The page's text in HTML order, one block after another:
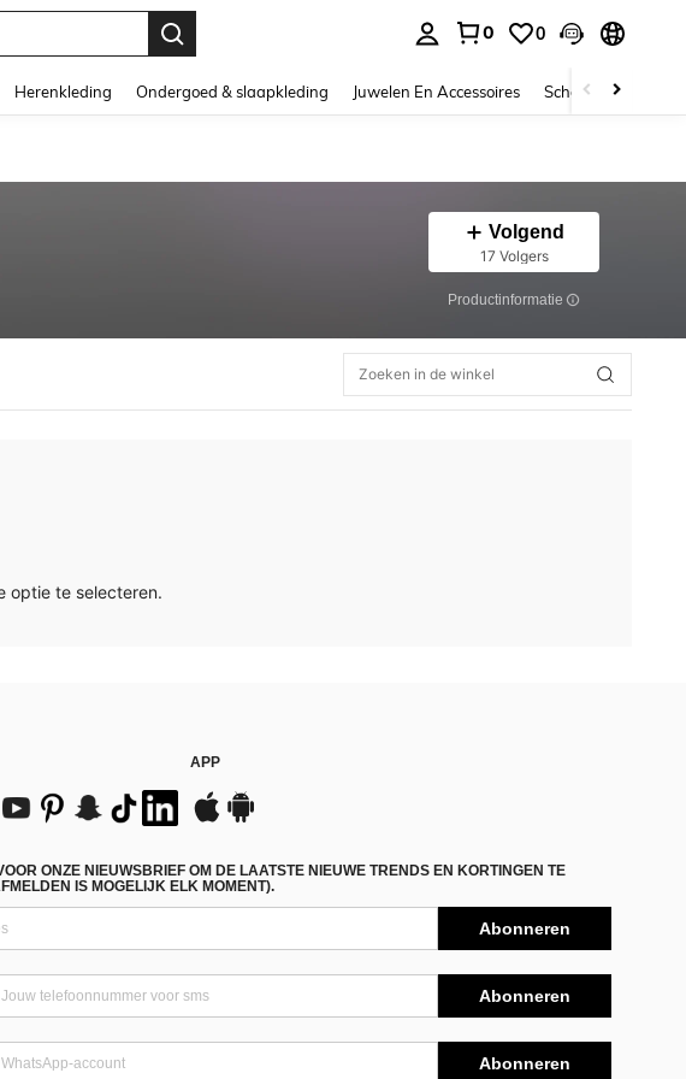
0 0
Herenkleding Ondergoed & slaapkleding Juwelen En Accessoires Schoonheid &
Volgend
17 Volgers
Productinformatie
optie te selecteren.
APP
ONZE NIEUWSBRIEF OM DE LAATSTE NIEUWE TRENDS EN KORTINGEN TE
IS MOGELIJK ELK MOMENT).
Abonneren
Abonneren
Abonneren